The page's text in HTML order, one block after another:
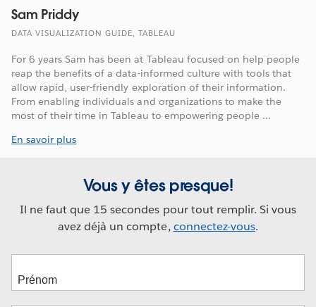
Sam Priddy
DATA VISUALIZATION GUIDE, TABLEAU
For 6 years Sam has been at Tableau focused on help people
reap the benefits of a data-informed culture with tools that
allow rapid, user-friendly exploration of their information.
From enabling individuals and organizations to make the
most of their time in Tableau to empowering people ...
En savoir plus
Vous y êtes presque!
Il ne faut que 15 secondes pour tout remplir. Si vous
avez déjà un compte, connectez-vous.